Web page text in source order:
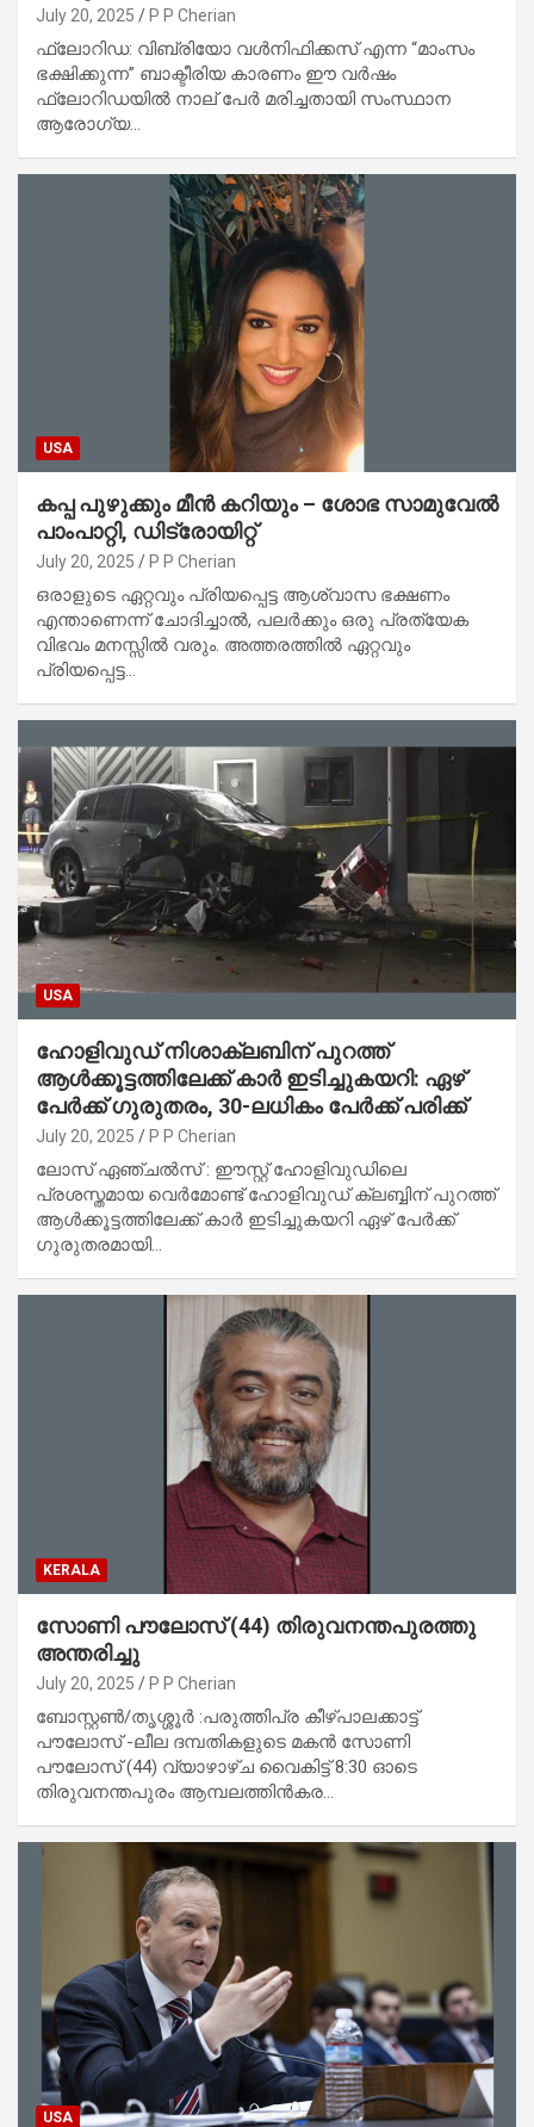
July 20, 2025 P P Cherian
ഫ്ലോറിഡ: വിബ്രിയോ വൾനിഫിക്കസ് എന്ന “മാംസം
ഭക്ഷിക്കുന്ന” ബാക്ടീരിയ കാരണം ഈ വർഷം
ഫ്ലോറിഡയിൽ നാല് പേർ മരിച്ചതായി സംസ്ഥാന
ആരോഗ്യ…
USA
കപ്പ പുഴുക്കും മീൻ കറിയും – ശോഭ സാമുവേൽ
പാംപാറ്റി, ഡിട്രോയിറ്റ്
July 20, 2025 P P Cherian
ഒരാളുടെ ഏറ്റവും പ്രിയപ്പെട്ട ആശ്വാസ ഭക്ഷണം
എന്താണെന്ന് ചോദിച്ചാൽ, പലർക്കും ഒരു പ്രത്യേക
വിഭവം മനസ്സിൽ വരും. അത്തരത്തിൽ ഏറ്റവും
പ്രിയപ്പെട്ട…
USA
ഹോളിവുഡ് നിശാക്ലബിന് പുറത്ത്
ആൾക്കൂട്ടത്തിലേക്ക് കാർ ഇടിച്ചുകയറി: ഏഴ്
പേർക്ക് ഗുരുതരം, 30-ലധികം പേർക്ക് പരിക്ക്
July 20, 2025 P P Cherian
ലോസ് ഏഞ്ചൽസ് : ഈസ്റ്റ് ഹോളിവുഡിലെ
പ്രശസ്തമായ വെർമോണ്ട് ഹോളിവുഡ് ക്ലബ്ബിന് പുറത്ത്
ആൾക്കൂട്ടത്തിലേക്ക് കാർ ഇടിച്ചുകയറി ഏഴ് പേർക്ക്
ഗുരുതരമായി…
KERALA
സോണി പൗലോസ് (44) തിരുവനന്തപുരത്തു
അന്തരിച്ചു
July 20, 2025 P P Cherian
ബോസ്റ്റൺ/തൃശ്ശൂർ :പരുത്തിപ്ര കീഴ്പാലക്കാട്ട്
പൗലോസ് -ലീല ദമ്പതികളുടെ മകൻ സോണി
പൗലോസ് (44) വ്യാഴാഴ്ച വൈകിട്ട് 8:30 ഓടെ
തിരുവനന്തപുരം ആമ്പലത്തിൻകര…
USA